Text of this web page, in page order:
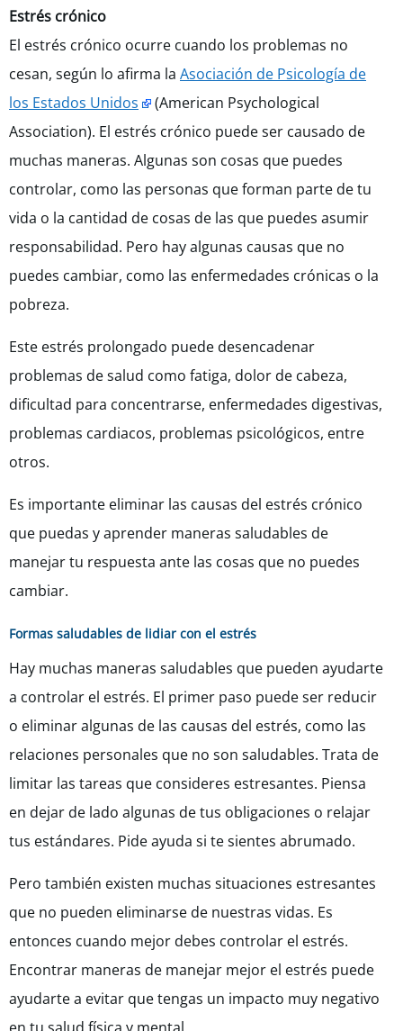
Estrés crónico
El estrés crónico ocurre cuando los problemas no
cesan, según lo afirma la Asociación de Psicología de
los Estados Unidos
(American Psychological
Association). El estrés crónico puede ser causado de
muchas maneras. Algunas son cosas que puedes
controlar, como las personas que forman parte de tu
vida o la cantidad de cosas de las que puedes asumir
responsabilidad. Pero hay algunas causas que no
puedes cambiar, como las enfermedades crónicas o la
pobreza.
Este estrés prolongado puede desencadenar
problemas de salud como fatiga, dolor de cabeza,
dificultad para concentrarse, enfermedades digestivas,
problemas cardiacos, problemas psicológicos, entre
otros.
Es importante eliminar las causas del estrés crónico
que puedas y aprender maneras saludables de
manejar tu respuesta ante las cosas que no puedes
cambiar.
Formas saludables de lidiar con el estrés
Hay muchas maneras saludables que pueden ayudarte
a controlar el estrés. El primer paso puede ser reducir
o eliminar algunas de las causas del estrés, como las
relaciones personales que no son saludables. Trata de
limitar las tareas que consideres estresantes. Piensa
en dejar de lado algunas de tus obligaciones o relajar
tus estándares. Pide ayuda si te sientes abrumado.
Pero también existen muchas situaciones estresantes
que no pueden eliminarse de nuestras vidas. Es
entonces cuando mejor debes controlar el estrés.
Encontrar maneras de manejar mejor el estrés puede
ayudarte a evitar que tengas un impacto muy negativo